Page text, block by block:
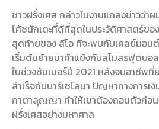
ชาวฝรั่งเศส กล่าวในงานแถลงข่าวว่า
โค้ชนักเตะที่ดีที่สุดในประวัติศาสตร์ขอ
สุดท้ายของ ลีโอ ที่จะพบกับเคลย์มอน
เริ่มต้นย้ายมาค้าแข้งกับสโมสรฟุตบอ
ในช่วงซัมเมอร์ปี 2021 หลังจบอาชีพที่
สำเร็จกับบาร์เซโลนา ปัญหาทางการ
กาตาลุญญา ทำให้เขาต้องถอนตัวก่
ฝรั่งเศสอย่างมหาศาล